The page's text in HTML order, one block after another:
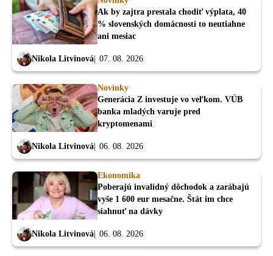
Ak by zajtra prestala chodiť výplata, 40
% slovenských domácností to neutiahne
ani mesiac
Nikola Litvinová 07. 08. 2026
Novinky
Generácia Z investuje vo veľkom. VÚB
banka mladých varuje pred
kryptomenami
Nikola Litvinová 06. 08. 2026
Ekonomika
Poberajú invalidný dôchodok a zarábajú
vyše 1 600 eur mesačne. Štát im chce
siahnuť na dávky
Nikola Litvinová 06. 08. 2026